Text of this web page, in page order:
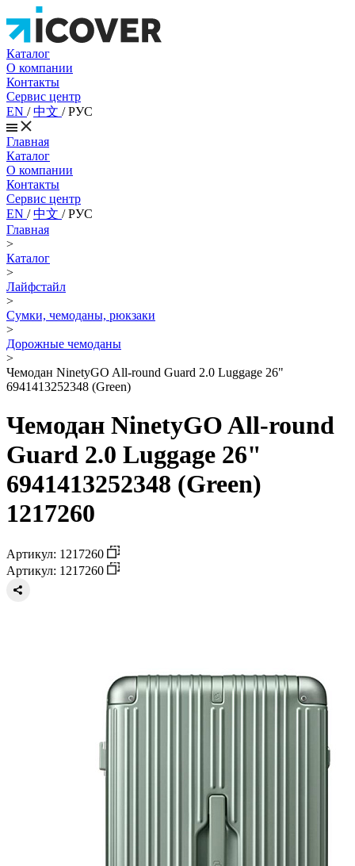
Каталог
О компании
Контакты
Сервис центр
EN /中文 /РУС
Главная
Каталог
О компании
Контакты
Сервис центр
EN /中文 /РУС
Главная
>
Каталог
>
Лайфстайл
>
Сумки, чемоданы, рюкзаки
>
Дорожные чемоданы
>
Чемодан NinetyGO All-round Guard 2.0 Luggage 26"
6941413252348 (Green)
Чемодан NinetyGO All-round
Guard 2.0 Luggage 26"
6941413252348 (Green)
1217260
Артикул: 1217260
Артикул: 1217260